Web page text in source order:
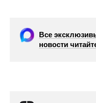
Все
новости